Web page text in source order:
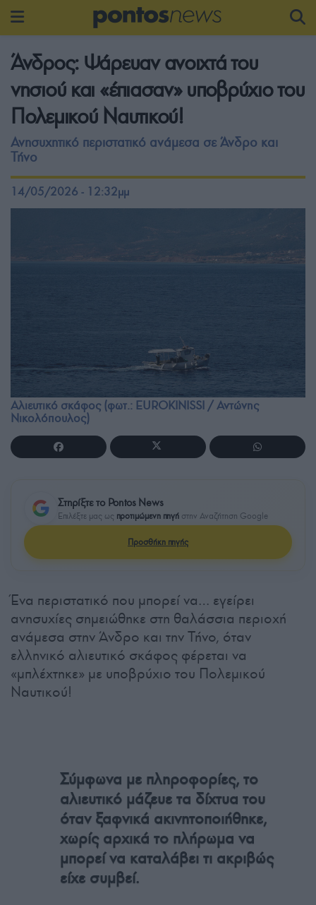
Άνδρος: Ψάρευαν ανοιχτά του
νησιού και «έπιασαν» υποβρύχιο του
Πολεμικού Ναυτικού!
Ανησυχητικό περιστατικό ανάμεσα σε Άνδρο και
Τήνο
14/05/2026 - 12:32μμ
Αλιευτικό σκάφος (φωτ.: EUROKINISSI / Αντώνης
Νικολόπουλος)
Στηρίξτε το Pontos News
Επιλέξτε μας ως προτιμώμενη πηγή στην Αναζήτηση Google
Προσθήκη πηγής
Ένα περιστατικό που μπορεί να… εγείρει
ανησυχίες σημειώθηκε στη θαλάσσια περιοχή
ανάμεσα στην Άνδρο και την Τήνο, όταν
ελληνικό αλιευτικό σκάφος φέρεται να
«μπλέχτηκε» με υποβρύχιο του Πολεμικού
Ναυτικού!
Σύμφωνα με πληροφορίες, το
αλιευτικό μάζευε τα δίχτυα του
όταν ξαφνικά ακινητοποιήθηκε,
χωρίς αρχικά το πλήρωμα να
μπορεί να καταλάβει τι ακριβώς
είχε συμβεί.